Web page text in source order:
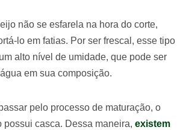
não se esfarela na hora do corte,
lo em fatias. Por ser frescal, esse tipo
alto nível de umidade, que pode ser
em sua composição.
pelo processo de maturação, o
possui casca. Dessa maneira, existem